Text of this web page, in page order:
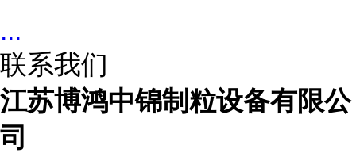
...
联系我们
江苏博鸿中锦制粒设备有限公
司